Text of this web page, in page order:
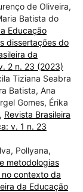
de Oliveira,
Batista do
Educação
dissertações do
da
2 n. 23 (2023)
Tiziana Seabra
Batista, Ana
Gomes, Érika
, Revista Brasileira
v. 1 n. 23
Pollyana,
metodologias
contexto da
da Educação